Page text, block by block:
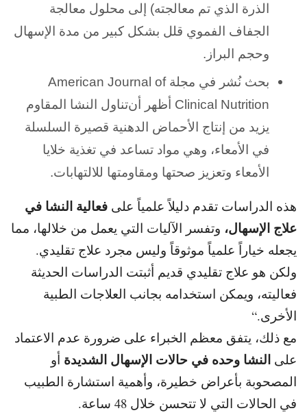
الذرة الذي تم معالجته) إلى محلول معالجة
الجفاف الفموي قلل بشكل كبير من مدة الإسهال
وحجم البراز.
بحث نُشر في مجلة American Journal of
Clinical Nutrition أظهر أن
تناول النشا المقاوم
يزيد من إنتاج الأحماض الدهنية قصيرة السلسلة
في الأمعاء، وهي مواد تساعد في تغذية خلايا
الأمعاء وتعزيز صحتها ومقاومتها للالتهابات.
هذه الدراسات تقدم دليلاً علمياً على فعالية النشا في
علاج الإسهال، وتفسر الآليات التي يعمل من خلالها، مما
يجعله خياراً علمياً موثوقاً وليس مجرد علاج تقليدي.
ولكن هو علاج تقليدي قديم أثبتت الدراسات الحديثة
فعاليته، ويمكن استخدامه بجانب العلاجات الطبية
الأخرى.“
مع ذلك، يتفق معظم الخبراء على ضرورة عدم الاعتماد
على النشا وحده في حالات الإسهال الشديدة أو
المصحوبة بأعراض خطيرة، وأهمية استشارة الطبيب
في الحالات التي لا تتحسن خلال 48 ساعة.